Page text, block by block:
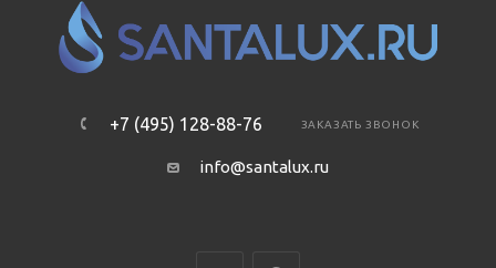
+7 (495) 128-88-76 ЗАКАЗАТЬ ЗВОНОК
info@santalux.ru